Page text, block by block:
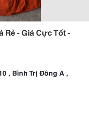
Rẻ - Giá Cực Tốt -
, Bình Trị Đông A ,